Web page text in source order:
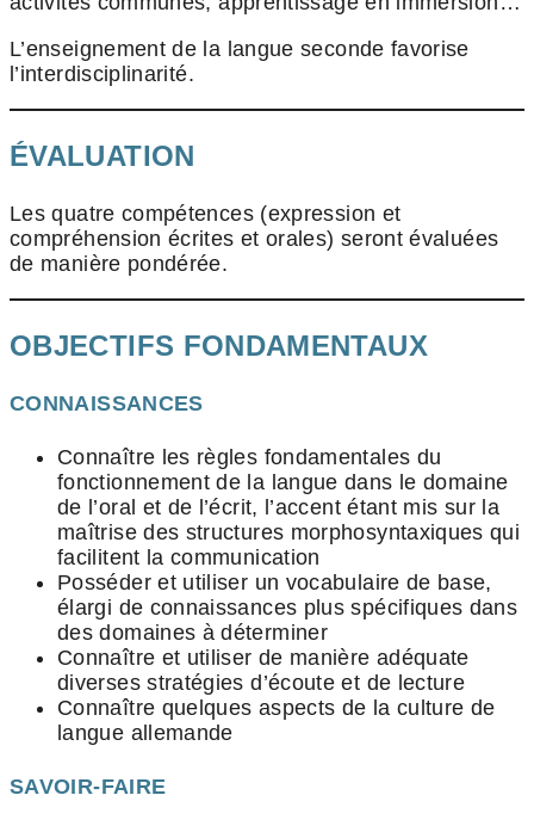
L’enseignement de la langue seconde favorise
l’interdisciplinarité.
ÉVALUATION
Les quatre compétences (expression et
compréhension écrites et orales) seront évaluées
de manière pondérée.
OBJECTIFS FONDAMENTAUX
CONNAISSANCES
Connaître les règles fondamentales du
fonctionnement de la langue dans le domaine
de l’oral et de l’écrit, l’accent étant mis sur la
maîtrise des structures morphosyntaxiques qui
facilitent la communication
Posséder et utiliser un vocabulaire de base,
élargi de connaissances plus spécifiques dans
des domaines à déterminer
Connaître et utiliser de manière adéquate
diverses stratégies d’écoute et de lecture
Connaître quelques aspects de la culture de
langue allemande
SAVOIR-FAIRE